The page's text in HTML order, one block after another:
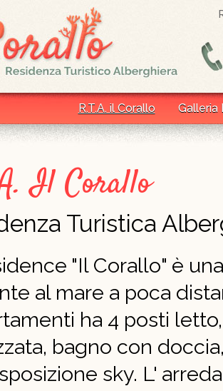
R.T.A. il Corallo Galleria
Il Corallo
Turistica
"Il Corallo" è
al mare a poca
ha 4 posti
bagno con
sky. L'